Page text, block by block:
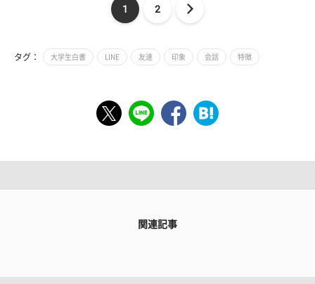
1 2
タグ： 大学生白書 LINE 友達 印象 会話 特徴
関連記事